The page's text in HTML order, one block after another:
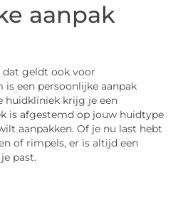
aanpak
dat geldt ook voor
een persoonlijke aanpak
huidkliniek krijg je een
is afgestemd op jouw huidtype
aanpakken. Of je nu last hebt
of rimpels, er is altijd een
past.